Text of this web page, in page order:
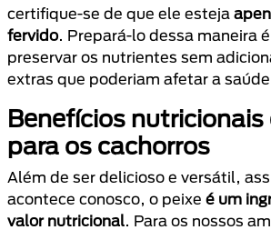
certifique-se de que ele esteja
fervido. Prepará-lo dessa maneira
preservar os nutrientes sem
extras que poderiam afetar a
Benefícios nutricionais
para os cachorros
Além de ser delicioso e versátil,
acontece conosco, o peixe é um
valor nutricional. Para os nossos